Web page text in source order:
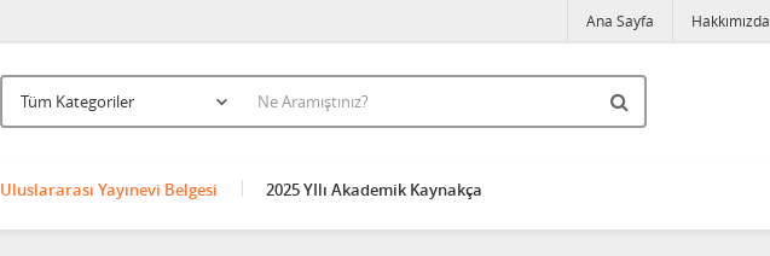
Ana Sayfa Hakkımızda
Uluslararası Yayınevi Belgesi 2025 YIlı Akademik Kaynakça